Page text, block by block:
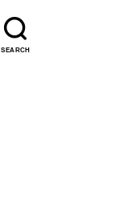
SEARCH